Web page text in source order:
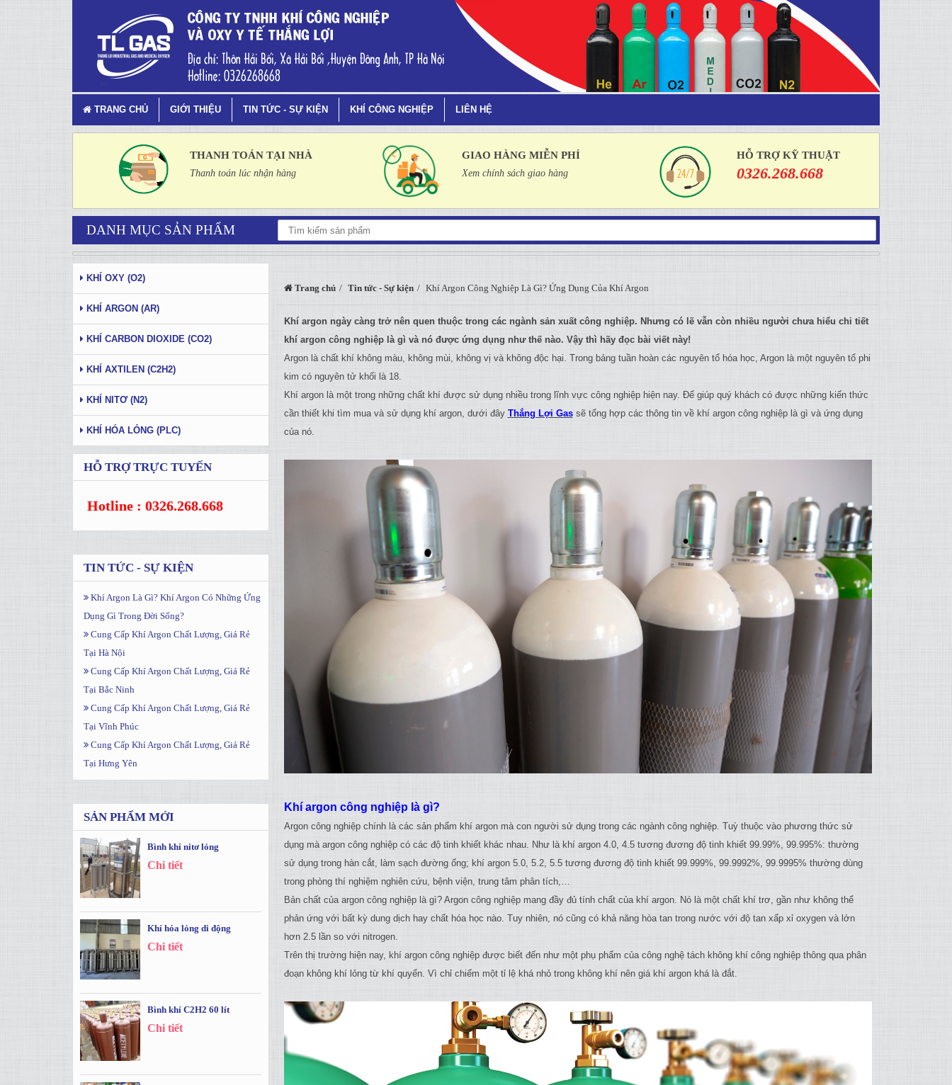
Khí Argon Công Nghiệp Là Gì? Ứng Dụng Của Khí Argon
TRANG CHỦ GIỚI THIỆU TIN TỨC - SỰ KIỆN KHÍ CÔNG NGHIỆP LIÊN HỆ
THANH TOÁN TẠI NHÀ
Thanh toán lúc nhận hàng
GIAO HÀNG MIỄN PHÍ
Xem chính sách giao hàng
HỖ TRỢ KỸ THUẬT
0326.268.668
DANH MỤC SẢN PHẨM
Trang chủ Tin tức - Sự kiện Khí Argon Công Nghiệp Là Gì? Ứng Dụng Của Khí Argon
Khí argon ngày càng trở nên quen thuộc trong các ngành sản xuất công nghiệp. Nhưng có lẽ vẫn còn nhiều người chưa hiểu chi tiết
khí argon công nghiệp là gì và nó được ứng dụng như thế nào. Vậy thì hãy đọc bài viết này!
Argon là chất khí không màu, không mùi, không vị và không độc hại. Trong bảng tuần hoàn các nguyên tố hóa học, Argon là một nguyên tố phi
kim có nguyên tử khối là 18.
Khí argon là một trong những chất khí được sử dụng nhiều trong lĩnh vực công nghiệp hiện nay. Để giúp quý khách có được những kiến thức
cần thiết khi tìm mua và sử dụng khí argon, dưới đây Thắng Lợi Gassẽ tổng hợp các thông tin về khí argon công nghiệp là gì và ứng dụng
của nó.
Khí argon công nghiệp là gì?
Argon công nghiệp chính là các sản phẩm khí argon mà con người sử dụng trong các ngành công nghiệp. Tuỳ thuộc vào phương thức sử
dụng mà argon công nghiệp có các độ tinh khiết khác nhau. Như là khí argon 4.0, 4.5 tương đương độ tinh khiết 99.99%, 99.995%: thường
sử dụng trong hàn cắt, làm sạch đường ống; khí argon 5.0, 5.2, 5.5 tương đương độ tinh khiết 99.999%, 99.9992%, 99.9995% thường dùng
trong phòng thí nghiệm nghiên cứu, bệnh viện, trung tâm phân tích,…
Bản chất của argon công nghiệp là gì? Argon công nghiệp mang đầy đủ tính chất của khí argon. Nó là một chất khí trơ, gần như không thể
phản ứng với bất kỳ dung dịch hay chất hóa học nào. Tuy nhiên, nó cũng có khả năng hòa tan trong nước với độ tan xấp xỉ oxygen và lớn
hơn 2.5 lần so với nitrogen.
Trên thị trường hiện nay, khí argon công nghiệp được biết đến như một phụ phẩm của công nghệ tách không khí công nghiệp thông qua phân
đoạn không khí lỏng từ khí quyển. Vì chỉ chiếm một tỉ lệ khá nhỏ trong không khí nên giá khí argon khá là đắt.
KHÍ OXY (O2)
KHÍ ARGON (AR)
KHÍ CARBON DIOXIDE (CO2)
KHÍ AXTILEN (C2H2)
KHÍ NITƠ (N2)
KHÍ HÓA LỎNG (PLC)
HỖ TRỢ TRỰC TUYẾN
Hotline : 0326.268.668
TIN TỨC - SỰ KIỆN
Khí Argon Là Gì? Khí Argon Có Những Ứng
Dụng Gì Trong Đời Sống?
Cung Cấp Khí Argon Chất Lượng, Giá Rẻ
Tại Hà Nội
Cung Cấp Khí Argon Chất Lượng, Giá Rẻ
Tại Bắc Ninh
Cung Cấp Khí Argon Chất Lượng, Giá Rẻ
Tại Vĩnh Phúc
Cung Cấp Khí Argon Chất Lượng, Giá Rẻ
Tại Hưng Yên
SẢN PHẨM MỚI
Bình khí nitơ lỏng
Chi tiết
Khí hóa lỏng di động
Chi tiết
Bình khí C2H2 60 lít
Chi tiết